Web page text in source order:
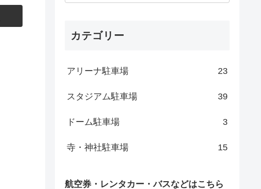
カテゴリー
アリーナ駐車場 23
スタジアム駐車場 39
ドーム駐車場 3
寺・神社駐車場 15
航空券・レンタカー・バスなどはこちら